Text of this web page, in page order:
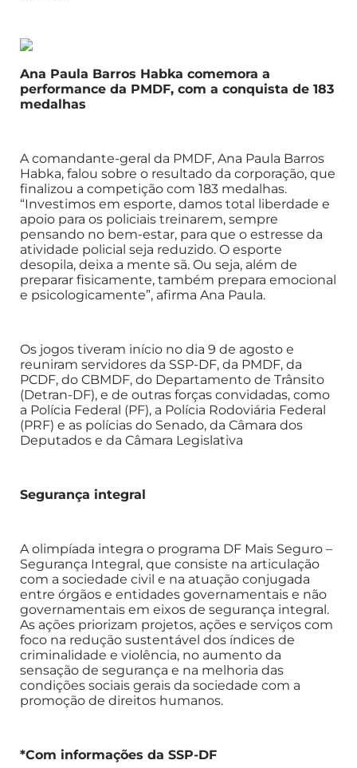
Ana Paula Barros Habka comemora a
performance da PMDF, com a conquista de 183
medalhas
A comandante-geral da PMDF, Ana Paula Barros
Habka, falou sobre o resultado da corporação, que
finalizou a competição com 183 medalhas.
“Investimos em esporte, damos total liberdade e
apoio para os policiais treinarem, sempre
pensando no bem-estar, para que o estresse da
atividade policial seja reduzido. O esporte
desopila, deixa a mente sã. Ou seja, além de
preparar fisicamente, também prepara emocional
e psicologicamente”, afirma Ana Paula.
Os jogos tiveram início no dia 9 de agosto e
reuniram servidores da SSP-DF, da PMDF, da
PCDF, do CBMDF, do Departamento de Trânsito
(Detran-DF), e de outras forças convidadas, como
a Polícia Federal (PF), a Polícia Rodoviária Federal
(PRF) e as polícias do Senado, da Câmara dos
Deputados e da Câmara Legislativa
Segurança integral
A olimpíada integra o programa DF Mais Seguro –
Segurança Integral, que consiste na articulação
com a sociedade civil e na atuação conjugada
entre órgãos e entidades governamentais e não
governamentais em eixos de segurança integral.
As ações priorizam projetos, ações e serviços com
foco na redução sustentável dos índices de
criminalidade e violência, no aumento da
sensação de segurança e na melhoria das
condições sociais gerais da sociedade com a
promoção de direitos humanos.
*Com informações da SSP-DF